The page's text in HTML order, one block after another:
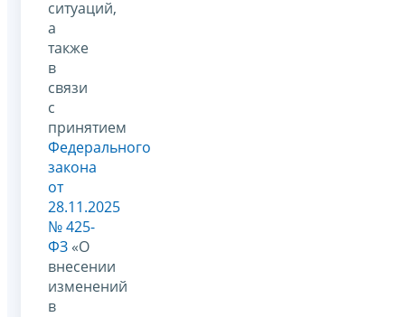
ситуаций,
а
также
в
связи
с
принятием
Федерального
закона
от
28.11.2025
№ 425-
ФЗ «О
внесении
изменений
в